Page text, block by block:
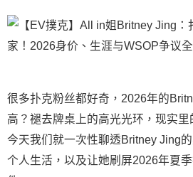
很多扑克粉丝都好奇，2026年的
高？褪去牌桌上的高光光环，现实里
今天我们就一次性聊透Britney Jing
个人生活，以及让她刷屏2026年夏